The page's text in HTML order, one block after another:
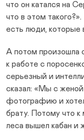
что он катался на
что в этом
есть люди, которые
А потом произошла
к работе с
серьезный и
сказал: «Мы с
фотографию и
брату. Потому что к
леса вышел кабан и